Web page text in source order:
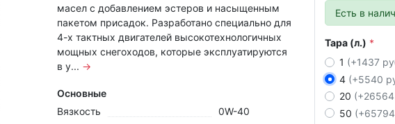
Есть в
Тара (л.)
1 (+1437
4 (+5540
20
50
масел c добавлением эстеров и насыщенным
пакетом присадок. Разработано специально для
4-х тактных двигателей высокотехнологичных
мощных снегоходов, которые эксплуатируются
в у... →
Основные
Вязкость
0W-40